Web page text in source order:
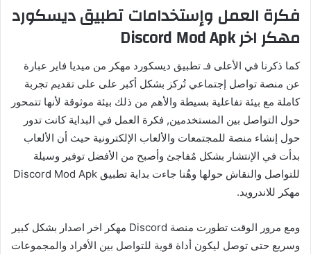
فكرة العمل وإستخدامات تطبيق ديسكورد
مهكر اخر Discord Mod Apk
كما ذكرنا في الأعلى فـ تطبيق ديسكورد مهكر من ميديا فاير عبارة
عن منصة تواصل إجتماعي تُركز بشكل أكبر على على تقديم تجربة
كاملة مع بيئة تفاعلية بسيطة والأهم من ذلك بيئة موثوقة لأنها تتمحور
حول التواصل بين المستخدمين, فكرة العمل في البداية كانت تدور
حول إنشاء منصة للمجتمعات والألعاب الإلكترونية حيث أن الألعاب
بدأت في الإنتشار بشكل مٌفاجئ وأصبح من الأفضل توفير وسيلة
للتواصل والنقاش حولها وهٌنا جاءت بداية تطبيق Discord Mod Apk
مهكر للاندرويد.
ومع مرور الوقت تطورت منصة Discord مهكر اخر اصدار بشكل كبير
وسريع حتى توصل ليكون أداة قوية للتواصل بين الأفراد والمجموعات